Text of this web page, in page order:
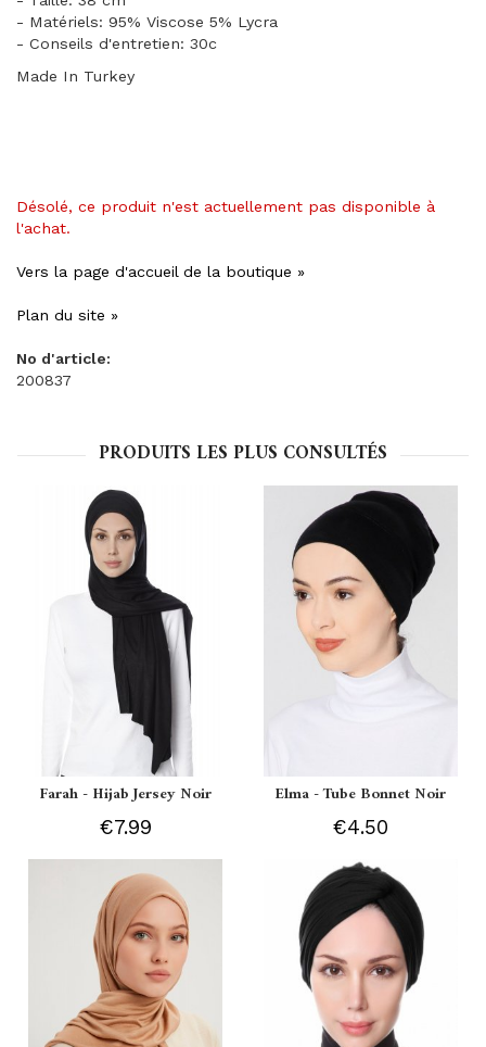
- Matériels: 95% Viscose 5% Lycra
- Conseils d'entretien: 30c
Made In Turkey
Désolé, ce produit n'est actuellement pas disponible à
l'achat.
Vers la page d'accueil de la boutique »
Plan du site »
No d'article:
200837
PRODUITS LES PLUS CONSULTÉS
Farah - Hijab Jersey Noir
€7.99
Elma - Tube Bonnet Noir
€4.50